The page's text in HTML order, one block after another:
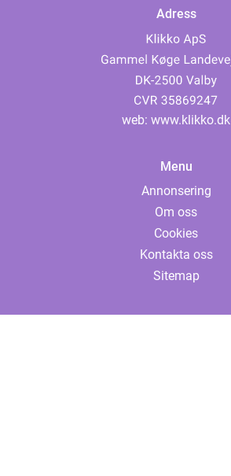
Adress
web: www.klikko.dk
Menu
Annonsering
Om oss
Cookies
Kontakta oss
Sitemap